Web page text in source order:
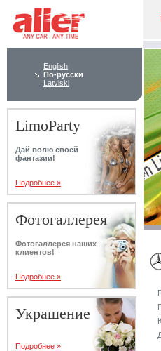
English
По-русски
Latviski
LimoParty
Дай волю своей
фантазии!
Подробнее »
Фотогаллерея
Фотогаллерея наших
клиентов!
Подробнее »
Украшение
Подробнее »